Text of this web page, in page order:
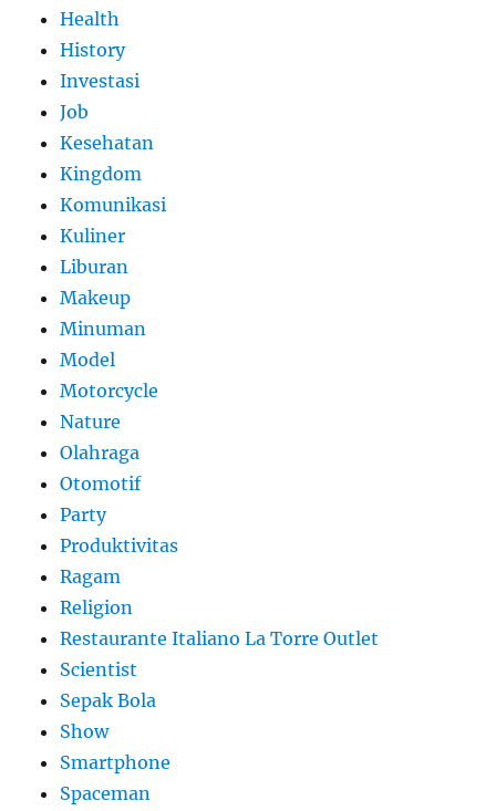
Health
History
Investasi
Job
Kesehatan
Kingdom
Komunikasi
Kuliner
Liburan
Makeup
Minuman
Model
Motorcycle
Nature
Olahraga
Otomotif
Party
Produktivitas
Ragam
Religion
Restaurante Italiano La Torre Outlet
Scientist
Sepak Bola
Show
Smartphone
Spaceman